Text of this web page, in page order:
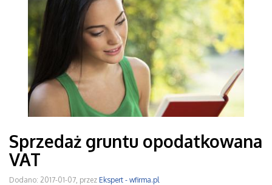
Sprzedaż gruntu opodatkowana
VAT
Dodano: 2017-01-07, przez Ekspert - wfirma.pl